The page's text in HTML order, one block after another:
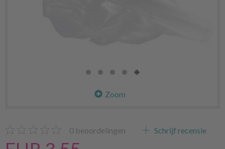
Zoom
0 beoordelingen Schrijf recensie